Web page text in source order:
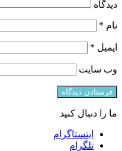
دیدگاه
نام *
ایمیل *
وب‌ سایت
ما را دنبال کنید
اینستاگرام
تلگرام